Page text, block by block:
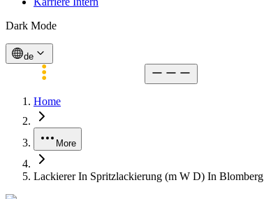
Dark Mode
de
Home
More
Lackierer In Spritzlackierung (m W D) In Blomberg